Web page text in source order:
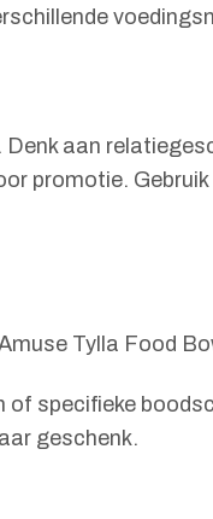
aan
promotie.
Tylla Food
specifieke
geschenk.